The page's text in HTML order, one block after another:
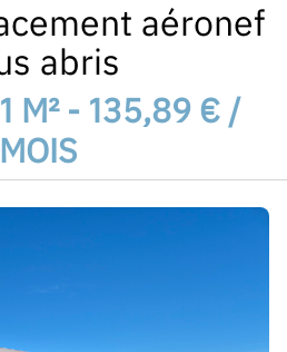
aéronef
abris
M² - 135,89 € /
MOIS